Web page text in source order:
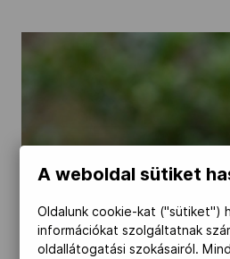
Dakar 2026
Los Angeles 2028
MOB
A weboldal sütiket
Oldalunk cookie-kat ("sütiket")
információkat szolgáltatnak
oldallátogatási szokásairól.